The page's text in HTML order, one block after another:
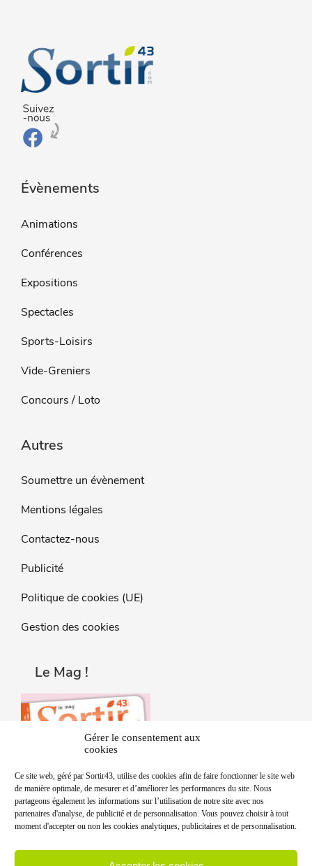
Gérer le consentement aux
cookies
Ce site web, géré par Sortir43, utilise des cookies afin de faire fonctionner le site web
de manière optimale, de mesurer et d’améliorer les performances du site. Nous
partageons également les informations sur l’utilisation de notre site avec nos
partenaires d'analyse, de publicité et de personnalisation. Vous pouvez choisir à tout
moment d'accepter ou non les cookies analytiques, publicitaires et de personnalisation.
Évènements
Animations
Conférences
Expositions
Spectacles
Sports-Loisirs
Vide-Greniers
Concours / Loto
Autres
Soumettre un évènement
Mentions légales
Contactez-nous
Publicité
Politique de cookies (UE)
Gestion des cookies
Le Mag !